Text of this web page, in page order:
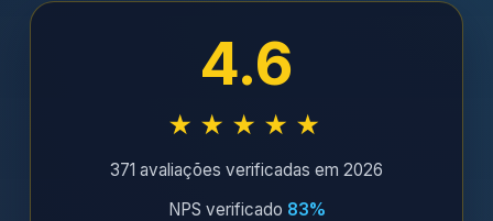
4.6
★★★★★
371 avaliações verificadas em 2026
NPS verificado 83%